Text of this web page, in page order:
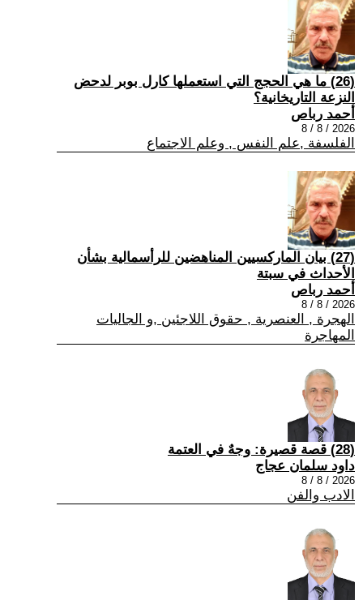
(26) ما هي الحجج التي استعملها كارل بوبر لدحض
النزعة التاريخانية؟
أحمد رباص
2026 / 8 / 8
الفلسفة ,علم النفس , وعلم الاجتماع
(27) بيان الماركسيين المناهضين للرأسمالية بشأن
الأحداث في سبتة
أحمد رباص
2026 / 8 / 8
الهجرة , العنصرية , حقوق اللاجئين ,و الجاليات
المهاجرة
(28) قصة قصيرة: وجهٌ في العتمة
داود سلمان عجاج
2026 / 8 / 8
الادب والفن